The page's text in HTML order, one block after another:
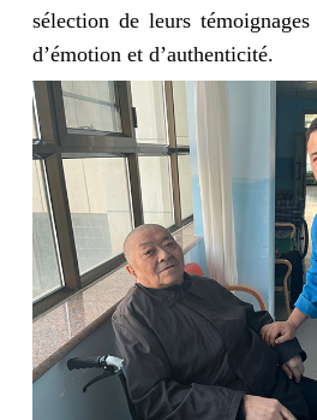
sélection de leurs
d’émotion et d’authenticité.